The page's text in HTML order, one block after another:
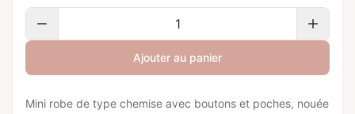
Ajouter au panier
Mini robe de type chemise avec boutons et poches, nouée